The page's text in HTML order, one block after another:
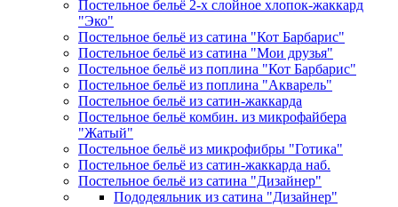
Постельное бельё 2-х слойное хлопок-жаккард
"Эко"
Постельное бельё из сатина "Кот Барбарис"
Постельное бельё из сатина "Мои друзья"
Постельное бельё из поплина "Кот Барбарис"
Постельное бельё из поплина "Акварель"
Постельное бельё из сатин-жаккарда
Постельное бельё комбин. из микрофайбера
"Жатый"
Постельное бельё из микрофибры "Готика"
Постельное бельё из сатин-жаккарда наб.
Постельное бельё из сатина "Дизайнер"
Пододеяльник из сатина "Дизайнер"